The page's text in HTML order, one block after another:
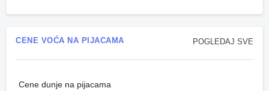
POGLEDAJ SVE
CENE VOĆA NA PIJACAMA
Cene dunje na pijacama